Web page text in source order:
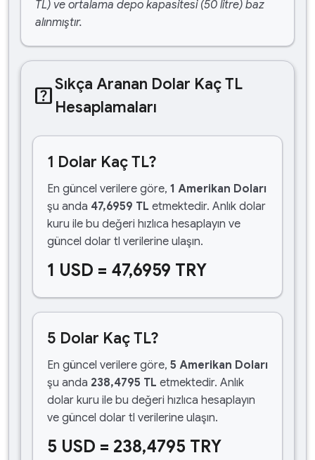
TL) ve ortalama depo kapasitesi (50 litre) baz
alınmıştır.
help_centerSıkça Aranan Dolar Kaç TL
Hesaplamaları
1 Dolar Kaç TL?
En güncel verilere göre, 1 Amerikan Doları
şu anda 47,6959 TL etmektedir. Anlık dolar
kuru ile bu değeri hızlıca hesaplayın ve
güncel dolar tl verilerine ulaşın.
1 USD = 47,6959 TRY
5 Dolar Kaç TL?
En güncel verilere göre, 5 Amerikan Doları
şu anda 238,4795 TL etmektedir. Anlık
dolar kuru ile bu değeri hızlıca hesaplayın
ve güncel dolar tl verilerine ulaşın.
5 USD = 238,4795 TRY